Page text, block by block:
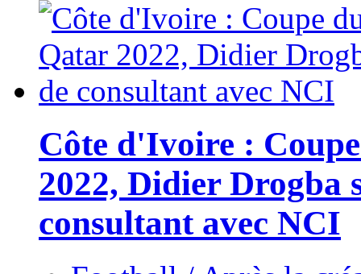
Côte d'Ivoire :
2022, Didier Drogba
consultant avec NCI